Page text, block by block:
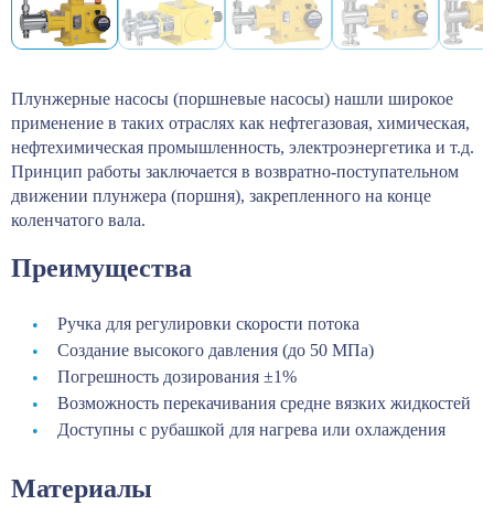
Плунжерные насосы (поршневые насосы) нашли широкое
применение в таких отраслях как нефтегазовая, химическая,
нефтехимическая промышленность, электроэнергетика и т.д.
Принцип работы заключается в возвратно-поступательном
движении плунжера (поршня), закрепленного на конце
коленчатого вала.
Преимущества
Ручка для регулировки скорости потока
Создание высокого давления (до 50 МПа)
Погрешность дозирования ±1%
Возможность перекачивания средне вязких жидкостей
Доступны с рубашкой для нагрева или охлаждения
Материалы